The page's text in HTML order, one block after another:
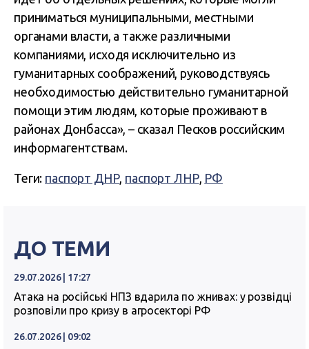
приниматься муниципальными, местными
органами власти, а также различными
компаниями, исходя исключительно из
гуманитарных соображений, руководствуясь
необходимостью действительно гуманитарной
помощи этим людям, которые проживают в
районах Донбасса», – сказал Песков российским
информагентствам.
Теги: паспорт ДНР, паспорт ЛНР, РФ
ДО ТЕМИ
29.07.2026 | 17:27
Атака на російські НПЗ вдарила по жнивах: у розвідці
розповіли про кризу в агросекторі РФ
26.07.2026 | 09:02